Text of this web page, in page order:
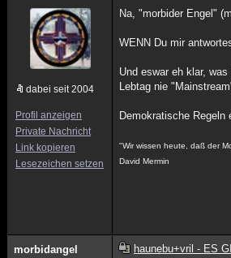
dabei seit 2004
Profil anzeigen
Private Nachricht
Link kopieren
Lesezeichen setzen
Na, "morbider Engel"
WENN Du mir
Und eswar eh klar,
Lebtag nie
Demokratische Regeln
"Wir wissen heute, daß der
David Mermin
morbidangel haunebu+vril - ES